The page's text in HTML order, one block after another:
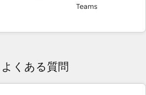
Teams
よくある質問